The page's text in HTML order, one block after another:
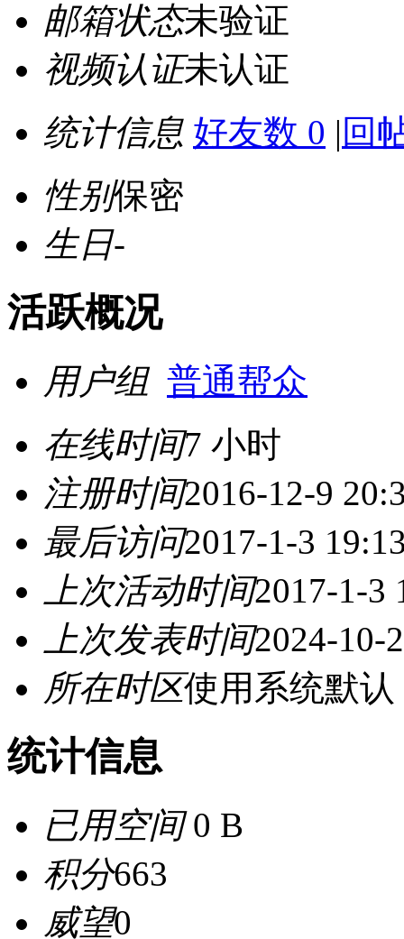
邮箱状态未验证
视频认证未认证
统计信息 好友数 0 | 回
性别保密
生日-
活跃概况
用户组 普通帮众
在线时间7 小时
注册时间2016-12-9
最后访问2017-1-3
上次活动时间2017-1-3
上次发表时间2024-10-
所在时区使用系统默认
统计信息
已用空间0 B
积分663
威望0